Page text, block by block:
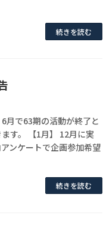
続きを読む
月で63期の活動が終了と
す。 【1月】 12月に実
ンケートで企画参加希望
続きを読む